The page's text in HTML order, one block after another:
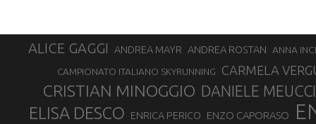
ALICE GAGGI ANDREA MAYR ANDREA ROSTAN ANNA
CAMPIONATO ITALIANO SKYRUNNING CARMELA
CRISTIAN MINOGGIO DANIELE MEUCCI
ELISA DESCO ENRICA PERICO ENZO CAPORASO